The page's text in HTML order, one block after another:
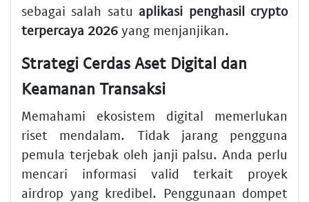
sebagai salah satu aplikasi penghasil crypto
terpercaya 2026 yang menjanjikan.
Strategi Cerdas Aset Digital dan
Keamanan Transaksi
Memahami ekosistem digital memerlukan
riset mendalam. Tidak jarang pengguna
pemula terjebak oleh janji palsu. Anda perlu
mencari informasi valid terkait proyek
airdrop yang kredibel. Penggunaan dompet